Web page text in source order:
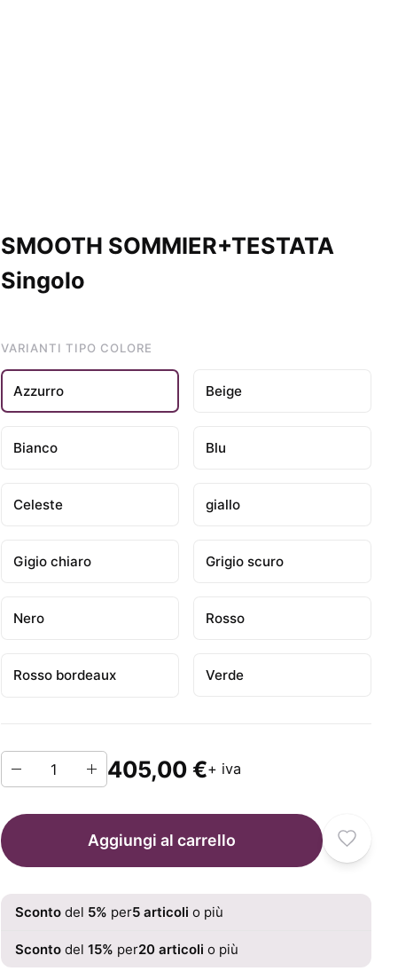
SMOOTH SOMMIER+TESTATA
Singolo
VARIANTI TIPO COLORE
Azzurro Beige
Bianco Blu
Celeste giallo
Gigio chiaro Grigio scuro
Nero Rosso
Rosso bordeaux Verde
405,00 €+ iva
Aggiungi al carrello
Scontodel 5% per5articoli o più
Scontodel 15% per20articoli o più